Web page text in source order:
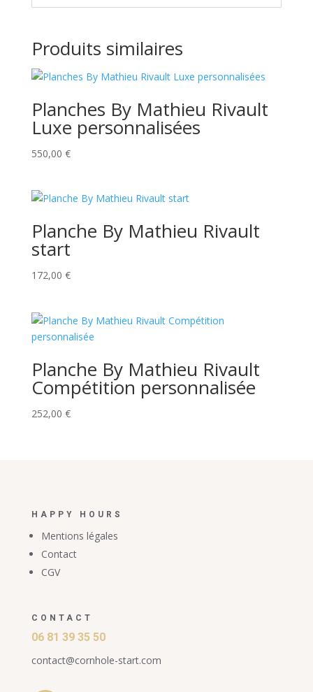
Produits similaires
Planches By Mathieu Rivault
Luxe personnalisées
550,00 €
Planche By Mathieu Rivault
start
172,00 €
Planche By Mathieu Rivault
Compétition personnalisée
252,00 €
HAPPY HOURS
Mentions légales
Contact
CGV
CONTACT
06 81 39 35 50
contact@cornhole-start.com